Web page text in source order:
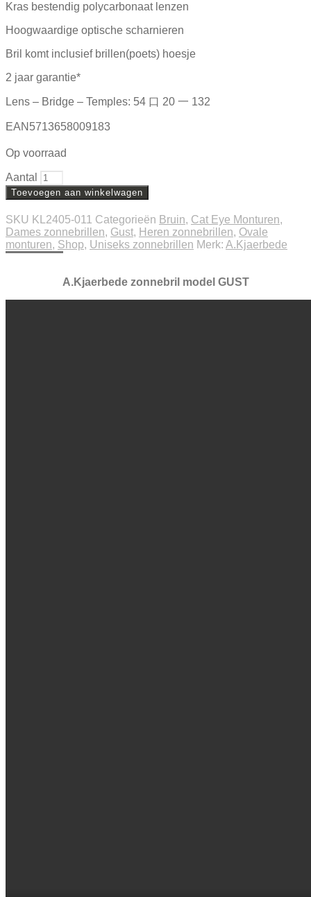
Kras bestendig polycarbonaat lenzen
Hoogwaardige optische scharnieren
Bril komt inclusief brillen(poets) hoesje
2 jaar garantie*
Lens – Bridge – Temples: 54 口 20 一 132
EAN5713658009183
Op voorraad
Aantal
Toevoegen aan winkelwagen
SKU KL2405-011 Categorieën Bruin, Cat Eye Monturen,
Dames zonnebrillen, Gust, Heren zonnebrillen, Ovale
monturen, Shop, Uniseks zonnebrillen Merk: A.Kjaerbede
A.Kjaerbede zonnebril model GUST